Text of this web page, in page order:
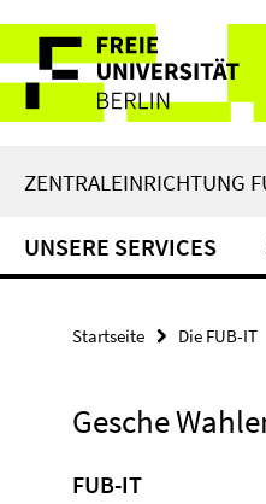
direkt
Inhalt
Service-
Navigation
ZENTRALEINRICHTUNG
UNSERE SERVICES
Startseite Die FUB-IT
Gesche
FUB-IT